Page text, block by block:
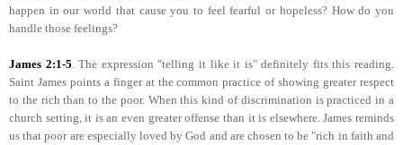
happen in our world that cause you to feel fearful or hopeless? How do you
handle those feelings?
James 2:1-5 The expression "telling it like it is" definitely fits this reading.
Saint James points a finger at the common practice of showing greater respect
to the rich than to the poor. When this kind of discrimination is practiced in a
church setting, it is an even greater offense than it is elsewhere. James reminds
us that poor are especially loved by God and are chosen to be "rich in faith and